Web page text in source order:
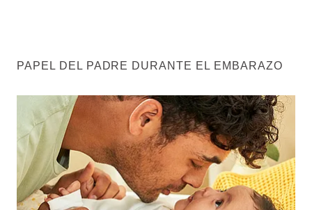
PAPEL DEL PADRE DURANTE EL EMBARAZO